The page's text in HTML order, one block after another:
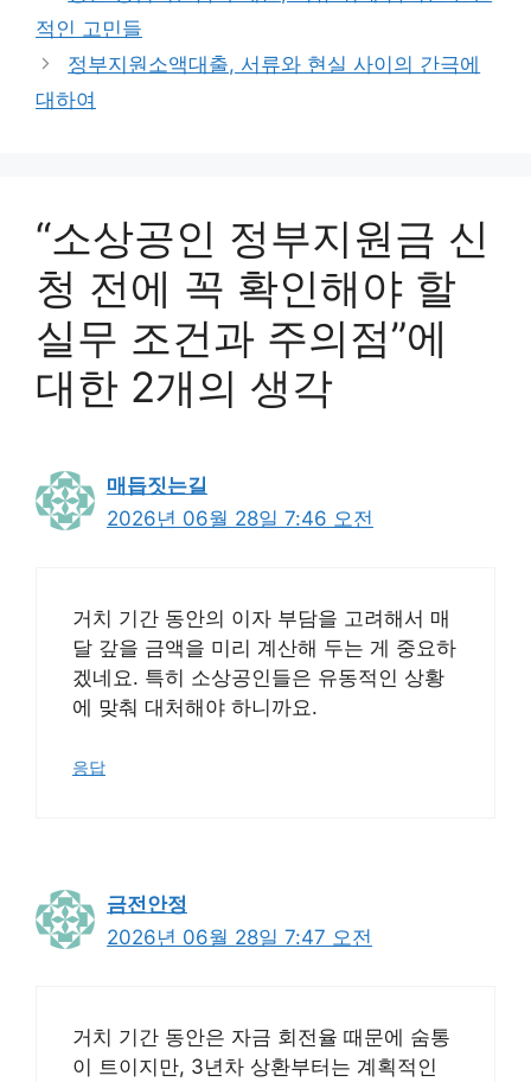
리
적인 고민들
정부지원소액대출, 서류와 현실 사이의 간극에
대하여
“소상공인 정부지원금 신
청 전에 꼭 확인해야 할
실무 조건과 주의점”에
대한 2개의 생각
매듭짓는길
2026년 06월 28일 7:46 오전
거치 기간 동안의 이자 부담을 고려해서 매
달 갚을 금액을 미리 계산해 두는 게 중요하
겠네요. 특히 소상공인들은 유동적인 상황
에 맞춰 대처해야 하니까요.
응답
금전안정
2026년 06월 28일 7:47 오전
거치 기간 동안은 자금 회전율 때문에 숨통
이 트이지만, 3년차 상환부터는 계획적인